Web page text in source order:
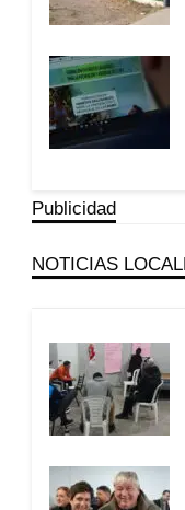
Publicidad
NOTICIAS